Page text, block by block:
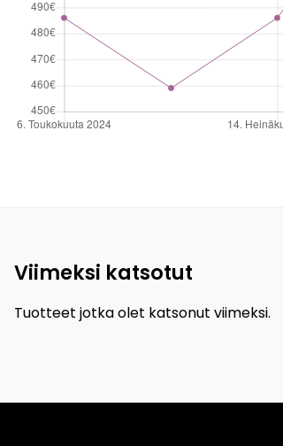
Viimeksi katsotut
Tuotteet jotka olet katsonut viimeksi.